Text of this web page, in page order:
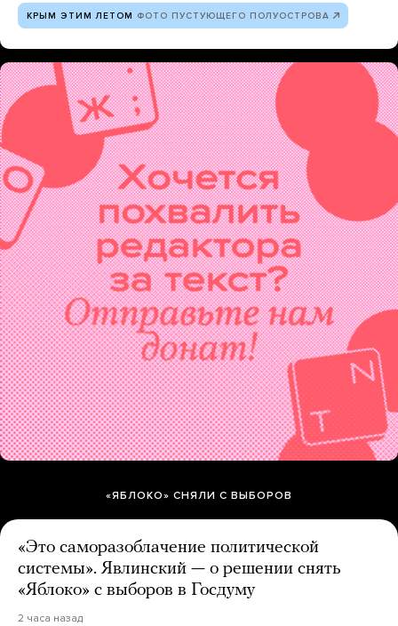
КРЫМ ЭТИМ ЛЕТОМ ФОТО ПУСТУЮЩЕГО ПОЛУОСТРОВА
«ЯБЛОКО» СНЯЛИ С ВЫБОРОВ
«Это саморазоблачение политической
системы». Явлинский — о решении снять
«Яблоко» с выборов в Госдуму
2 часа назад